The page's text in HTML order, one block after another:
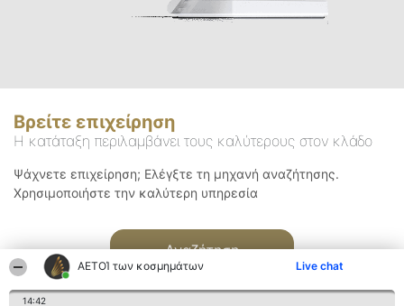
ΑΕΤΟΊ των κοσμημάτων Live chat
14:42
Βρείτε επιχείρηση
Η κατάταξη περιλαμβάνει τους καλύτερους στον κλάδο
Ψάχνετε επιχείρηση; Ελέγξτε τη μηχανή αναζήτησης.
Χρησιμοποιήστε την καλύτερη υπηρεσία
Αναζήτηση